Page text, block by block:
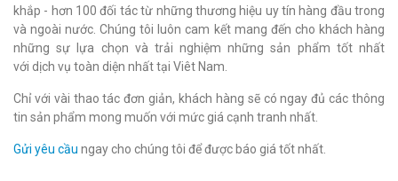
khắp - hơn 100 đối tác từ những thương hiệu uy tín hàng đầu trong
và ngoài nước. Chúng tôi luôn cam kết mang đến cho khách hàng
những sự lựa chọn và trải nghiệm những sản phẩm tốt nhất
với dịch vụ toàn diện nhất tại Viêt Nam.
Chỉ với vài thao tác đơn giản, khách hàng sẽ có ngay đủ các thông
tin sản phẩm mong muốn với mức giá cạnh tranh nhất.
Gửi yêu cầu ngay cho chúng tôi để được báo giá tốt nhất.